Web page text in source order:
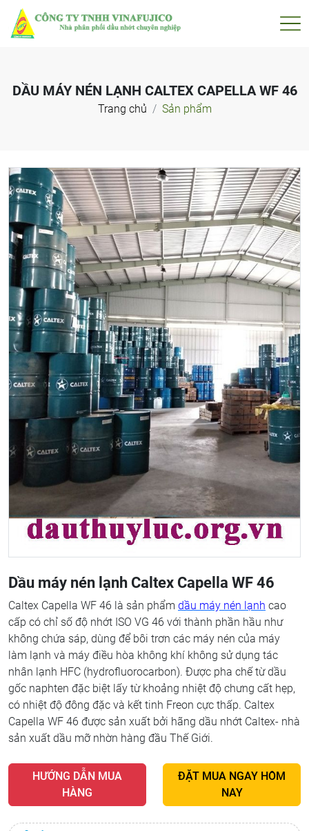
DẦU MÁY NÉN LẠNH CALTEX CAPELLA WF 46
Trang chủ Sản phẩm
Dầu máy nén lạnh Caltex Capella WF 46
Caltex Capella WF 46 là sản phẩm dầu máy nén lạnh cao
cấp có chỉ số độ nhớt ISO VG 46 với thành phần hầu như
không chứa sáp, dùng để bôi trơn các máy nén của máy
làm lạnh và máy điều hòa không khí không sử dụng tác
nhân lạnh HFC (hydrofluorocarbon). Được pha chế từ dầu
gốc naphten đặc biệt lấy từ khoảng nhiệt độ chưng cất hẹp,
có nhiệt độ đông đặc và kết tinh Freon cực thấp. Caltex
Capella WF 46 được sản xuất bởi hãng dầu nhớt Caltex- nhà
sản xuất dầu mỡ nhờn hàng đầu Thế Giới.
HƯỚNG DẪN MUA
HÀNG
ĐẶT MUA NGAY HÔM
NAY